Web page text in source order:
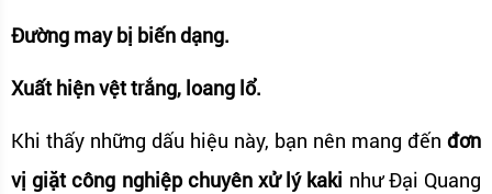
Đường may bị biến dạng.
Xuất hiện vệt trắng, loang lổ.
Khi thấy những dấu hiệu này, bạn nên mang đến đơn
vị giặt công nghiệp chuyên xử lý kaki như Đại Quang